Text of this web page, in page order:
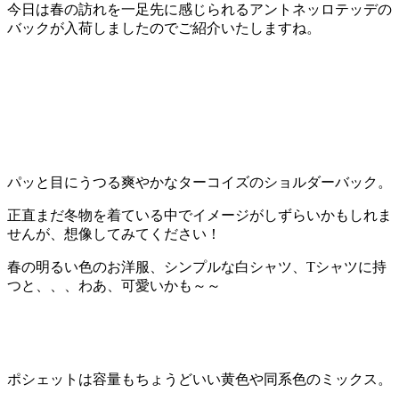
今日は春の訪れを一足先に感じられるアントネッロテッデの
バックが入荷しましたのでご紹介いたしますね。
パッと目にうつる爽やかなターコイズのショルダーバック。
正直まだ冬物を着ている中でイメージがしずらいかもしれま
せんが、想像してみてください！
春の明るい色のお洋服、シンプルな白シャツ、Tシャツに持
つと、、、わあ、可愛いかも～～
ポシェットは容量もちょうどいい黄色や同系色のミックス。